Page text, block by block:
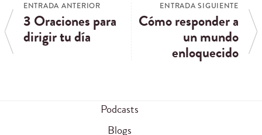
ENTRADA ANTERIOR
3 Oraciones para
dirigir tu día
ENTRADA SIGUIENTE
Cómo responder a
un mundo
enloquecido
Podcasts
Blogs